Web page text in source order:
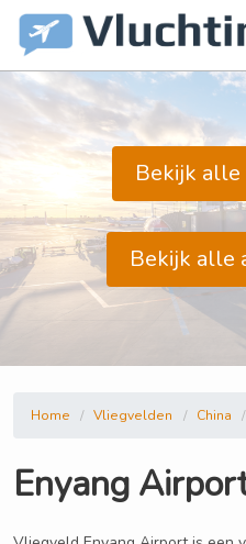
Bekijk
Bekijk alle
Home Vliegvelden China
Enyang